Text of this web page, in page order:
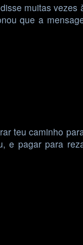
muitas vezes
que a
teu caminho
e pagar para